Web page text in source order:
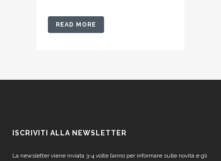
READ MORE
ISCRIVITI ALLA NEWSLETTER
La newsletter viene inviata 3-4 volte l’anno per informare sulle novità e gli